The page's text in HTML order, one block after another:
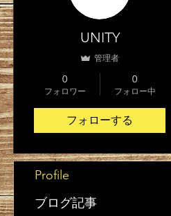
UNITY
管理者
0
フォロワー
0
フォロー中
フォローする
Profile
ブログ記事